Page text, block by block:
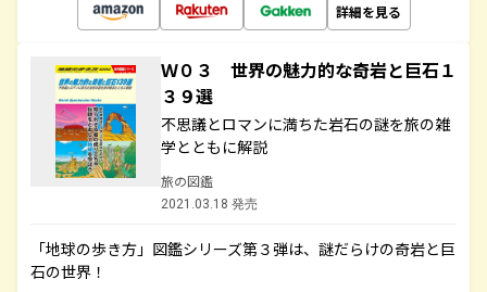
詳細を見る
Ｗ０３ 世界の魅力的な奇岩と巨石１
３９選
不思議とロマンに満ちた岩石の謎を旅の雑
学とともに解説
旅の図鑑
2021.03.18 発売
「地球の歩き方」図鑑シリーズ第３弾は、謎だらけの奇岩と巨
石の世界！